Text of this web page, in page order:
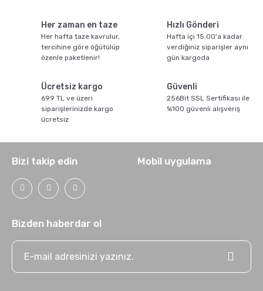
Her zaman en taze
Her hafta taze kavrulur,
tercihine göre öğütülüp
özenle paketlenir!
Hızlı Gönderi
Hafta içi 15:00'a kadar
verdiğiniz siparişler aynı
gün kargoda
Ücretsiz kargo
699 TL ve üzeri
siparişlerinizde kargo
ücretsiz
Güvenli
256Bit SSL Sertifikası ile
%100 güvenli alışveriş
Bizi takip edin
Bizden haberdar ol
Mobil uygulama